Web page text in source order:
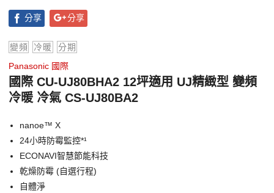
分享 分享
變頻 冷暖
分期
Panasonic 國際
國際 CU-UJ80BHA2 12坪適用 UJ精緻型 變頻
冷暖 冷氣 CS-UJ80BA2
nanoe™ X
24小時防霉監控*¹
ECONAVI智慧節能科技
乾燥防霉 (自選行程)
自體淨